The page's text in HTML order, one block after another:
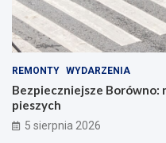
REMONTY WYDARZENIA
Bezpieczniejsze Borówno:
pieszych
5 sierpnia 2026